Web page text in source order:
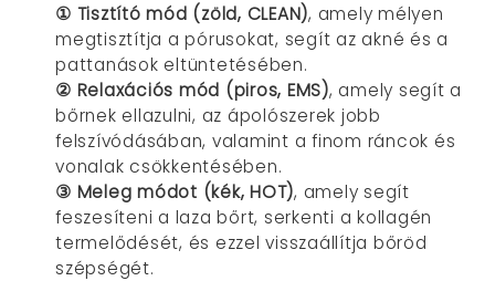
① Tisztító mód (zöld, CLEAN), amely mélyen
megtisztítja a pórusokat, segít az akné és a
pattanások eltüntetésében.
② Relaxációs mód (piros, EMS), amely segít a
bőrnek ellazulni, az ápolószerek jobb
felszívódásában, valamint a finom ráncok és
vonalak csökkentésében.
③ Meleg módot (kék, HOT), amely segít
feszesíteni a laza bőrt, serkenti a kollagén
termelődését, és ezzel visszaállítja bőröd
szépségét.